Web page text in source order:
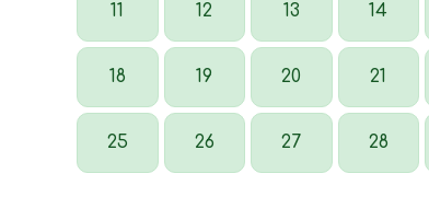
11 12 13 14
18 19 20 21
25 26 27 28